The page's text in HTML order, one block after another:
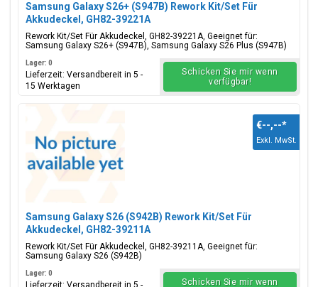
Samsung Galaxy S26+ (S947B) Rework Kit/Set Für
Akkudeckel, GH82-39221A
Rework Kit/Set Für Akkudeckel, GH82-39221A, Geeignet für:
Samsung Galaxy S26+ (S947B), Samsung Galaxy S26 Plus (S947B)
Lager: 0
Lieferzeit: Versandbereit in 5 -
15 Werktagen
Schicken Sie mir wenn
verfügbar!
Samsung Galaxy S26 (S942B) Rework Kit/Set Für
Akkudeckel, GH82-39211A
Rework Kit/Set Für Akkudeckel, GH82-39211A, Geeignet für:
Samsung Galaxy S26 (S942B)
€--,--*
Exkl. MwSt.
Lager: 0
Lieferzeit: Versandbereit in 5 - Schicken Sie mir wenn